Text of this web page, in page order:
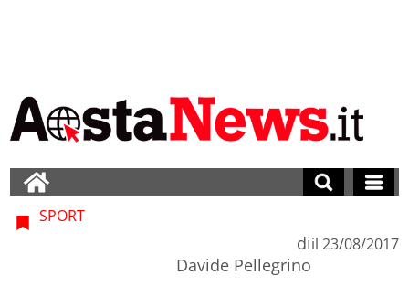
SPORT
di
Davide Pellegrino
il 23/08/2017